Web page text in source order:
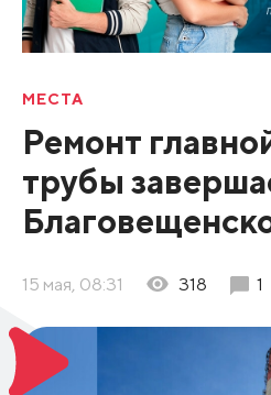
МЕСТА
Ремонт
трубы
15 мая, 08:31 318 1